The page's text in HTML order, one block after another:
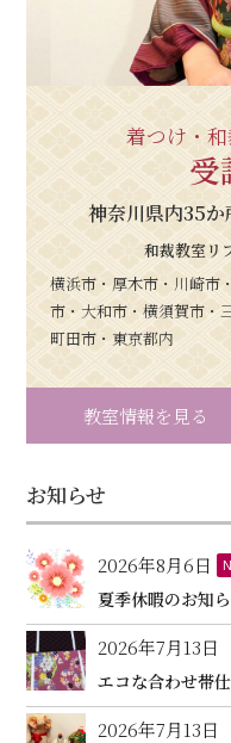
着つけ・
受
神奈川県内35
和裁教室リ
横浜市・厚木市・川崎市
市・大和市・横須賀市・
町田市・東京都内
教室情報を見る
お知らせ
2026年8月6日
夏季休暇のお知
2026年7月13日
エコな合わせ帯
2026年7月13日